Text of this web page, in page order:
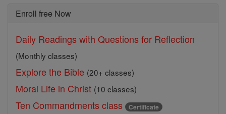
Enroll free Now
Daily Readings with Questions for Reflection
(Monthly classes)
Explore the Bible (20+ classes)
Moral Life in Christ (10 classes)
Ten Commandments class Certificate